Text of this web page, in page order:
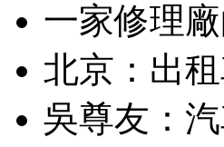
一家修理
北京：出
吳尊友：